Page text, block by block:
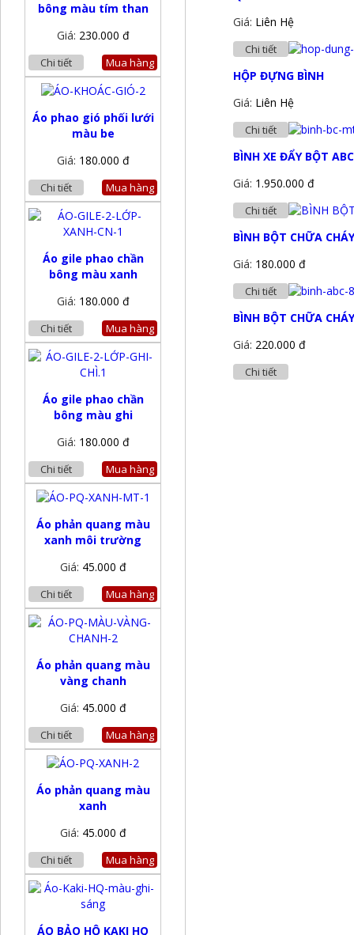
Giá: Liên Hệ
Chi tiết
HỘP ĐỰNG BÌNH
Giá: Liên Hệ
Chi tiết
BÌNH XE ĐẨY BỘT
Giá: 1.950.000 đ
Chi tiết
BÌNH BỘT CHỮA
Giá: 180.000 đ
Chi tiết
BÌNH BỘT CHỮA
Giá: 220.000 đ
Chi tiết
bông màu tím than
Giá: 230.000 đ
Chi tiết Mua hàng
Áo phao gió phối lưới
màu be
Giá: 180.000 đ
Chi tiết Mua hàng
Áo gile phao chần
bông màu xanh
Giá: 180.000 đ
Chi tiết Mua hàng
Áo gile phao chần
bông màu ghi
Giá: 180.000 đ
Chi tiết Mua hàng
Áo phản quang màu
xanh môi trường
Giá: 45.000 đ
Chi tiết Mua hàng
Áo phản quang màu
vàng chanh
Giá: 45.000 đ
Chi tiết Mua hàng
Áo phản quang màu
xanh
Giá: 45.000 đ
Chi tiết Mua hàng
ÁO BẢO HỘ KAKI HQ